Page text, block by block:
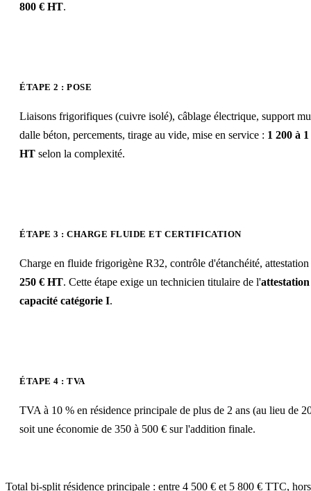
800 € HT.
ÉTAPE 2 : POSE
Liaisons frigorifiques (cuivre isolé), câblage électrique, support
dalle béton, percements, tirage au vide, mise en service : 1 200 à
HT selon la complexité.
ÉTAPE 3 : CHARGE FLUIDE ET CERTIFICATION
Charge en fluide frigorigène R32, contrôle d'étanchéité,
250 € HT. Cette étape exige un technicien titulaire de l'
capacité catégorie I.
ÉTAPE 4 : TVA
TVA à 10 % en résidence principale de plus de 2 ans (au lieu de
soit une économie de 350 à 500 € sur l'addition finale.
Total bi-split résidence principale : entre 4 500 € et 5 800 € TTC,